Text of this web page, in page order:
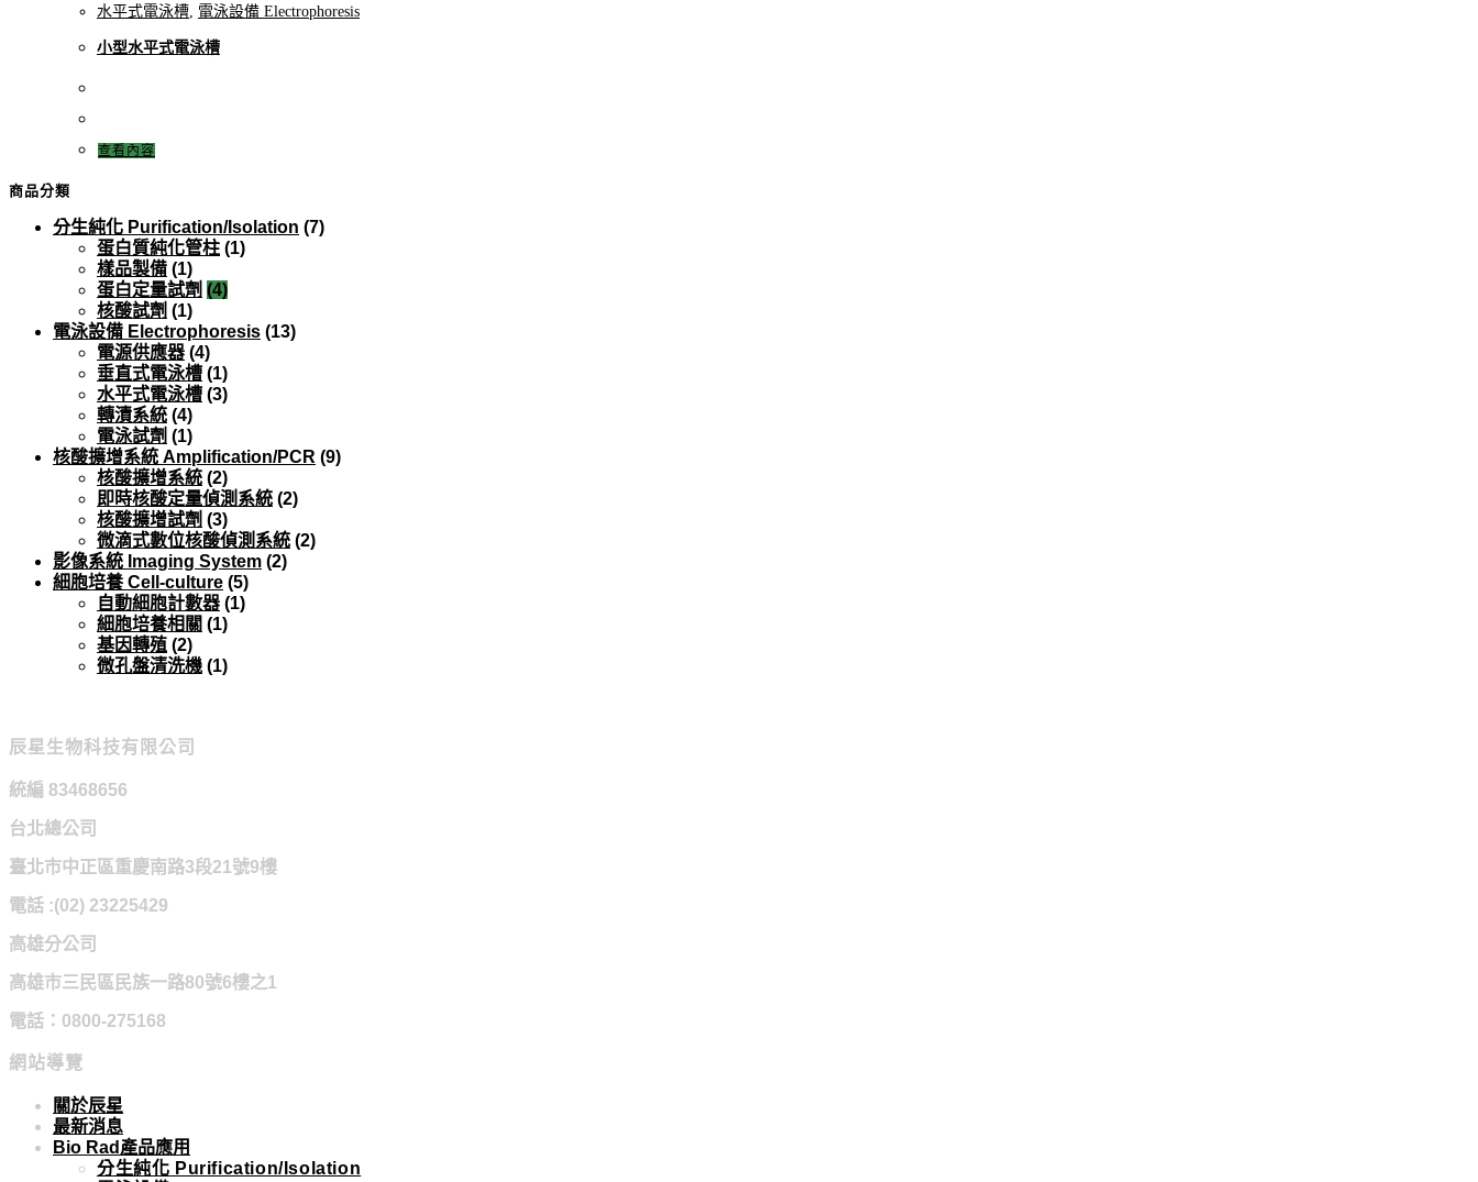
水平式電泳槽 電泳設備 Electrophoresis
小型水平式電泳槽
查看內容
商品分類
分生純化 Purification/Isolation (7)
蛋白質純化管柱 (1)
樣品製備 (1)
蛋白定量試劑 (4)
核酸試劑 (1)
電泳設備 Electrophoresis (13)
電源供應器 (4)
垂直式電泳槽 (1)
水平式電泳槽 (3)
轉漬系統 (4)
電泳試劑 (1)
核酸擴增系統 Amplification/PCR (9)
核酸擴增系統 (2)
即時核酸定量偵測系統 (2)
核酸擴增試劑 (3)
微滴式數位核酸偵測系統 (2)
影像系統 Imaging System (2)
細胞培養 Cell-culture (5)
自動細胞計數器 (1)
細胞培養相關 (1)
基因轉殖 (2)
微孔盤清洗機 (1)
辰星生物科技有限公司
統編 83468656
台北總公司
臺北市中正區重慶南路3段21號9樓
電話 :(02) 23225429
高雄分公司
高雄市三民區民族一路80號6樓之1
電話：0800-275168
網站導覽
關於辰星
最新消息
Bio Rad產品應用
分生純化 Purification/Isolation